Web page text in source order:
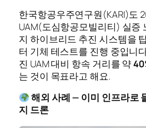
한국항공우주연구원(KARI)도
UAM(도심항공모빌리티) 실증
지 하이브리드 추진 시스템을
터 기체 테스트를 진행 중입니
진 UAM 대비 항속 거리를 약
는 것이 목표라고 해요.
해외 사례 — 이미 인프라로
지 드론